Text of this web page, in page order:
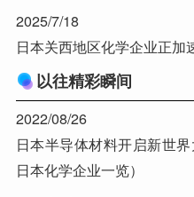
2025/7/18
日本关西地区化学企业正加
以往精彩瞬间
2022/08/26
日本半导体材料开启新世
日本化学企业一览）